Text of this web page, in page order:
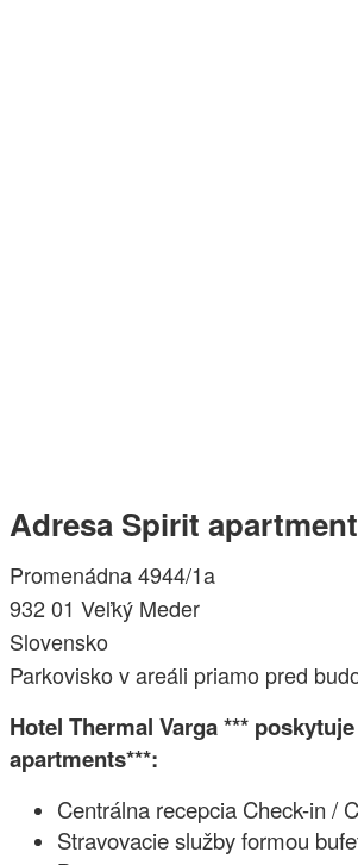
Adresa Spirit
Promenádna 4944/1a
932 01 Veľký Meder
Slovensko
Parkovisko v areáli priamo pred
Hotel Thermal Varga ***
apartments***:
Centrálna recepcia Check-in /
Stravovacie služby formou